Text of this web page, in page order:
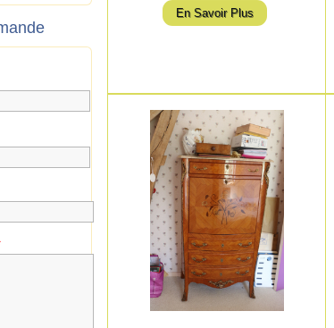
En Savoir Plus